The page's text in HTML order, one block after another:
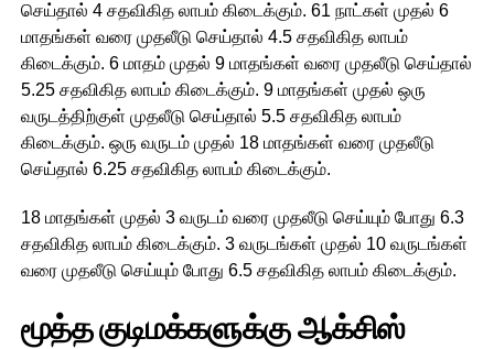
செய்தால் 4 சதவிகித லாபம் கிடைக்கும். 61 நாட்கள் முதல் 6
மாதங்கள் வரை முதலீடு செய்தால் 4.5 சதவிகித லாபம்
கிடைக்கும். 6 மாதம் முதல் 9 மாதங்கள் வரை முதலீடு செய்தால்
5.25 சதவிகித லாபம் கிடைக்கும். 9 மாதங்கள் முதல் ஒரு
வருடத்திற்குள் முதலீடு செய்தால் 5.5 சதவிகித லாபம்
கிடைக்கும். ஒரு வருடம் முதல் 18 மாதங்கள் வரை முதலீடு
செய்தால் 6.25 சதவிகித லாபம் கிடைக்கும்.
18 மாதங்கள் முதல் 3 வருடம் வரை முதலீடு செய்யும் போது 6.3
சதவிகித லாபம் கிடைக்கும். 3 வருடங்கள் முதல் 10 வருடங்கள்
வரை முதலீடு செய்யும் போது 6.5 சதவிகித லாபம் கிடைக்கும்.
மூத்த குடிமக்களுக்கு ஆக்சிஸ்